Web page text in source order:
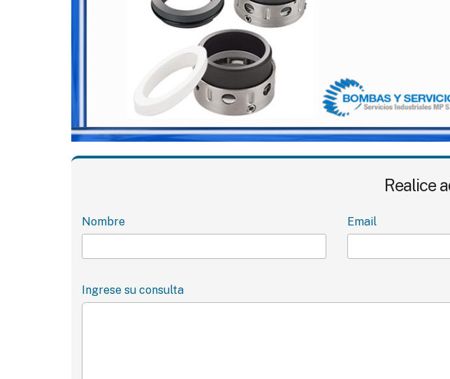
Realice
Nombre Email
Ingrese su consulta